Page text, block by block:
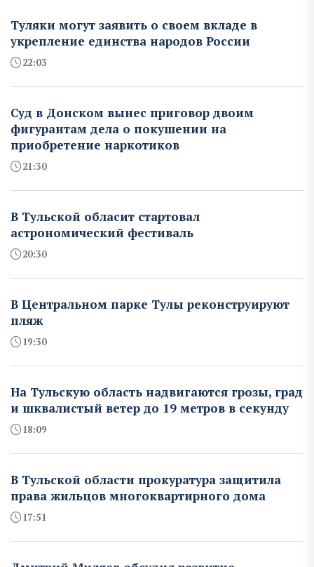
Туляки могут заявить о своем вкладе в
укрепление единства народов России
22:03
Суд в Донском вынес приговор двоим
фигурантам дела о покушении на
приобретение наркотиков
21:30
В Тульской обласит стартовал
астрономический фестиваль
20:30
В Центральном парке Тулы реконструируют
пляж
19:30
На Тульскую область надвигаются грозы, град
и шквалистый ветер до 19 метров в секунду
18:09
В Тульской области прокуратура защитила
права жильцов многоквартирного дома
17:51